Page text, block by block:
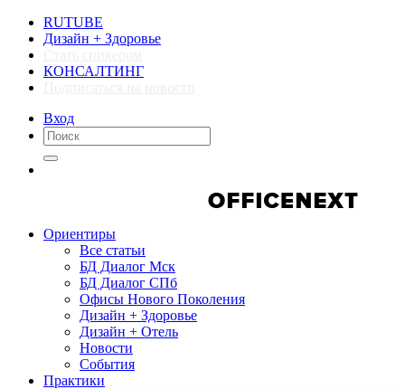
RUTUBE
Дизайн + Здоровье
КОНСАЛТИНГ
Вход
Ориентиры
Все статьи
БД Диалог Мск
БД Диалог СПб
Офисы Нового Поколения
Дизайн + Здоровье
Дизайн + Отель
Новости
События
Практики